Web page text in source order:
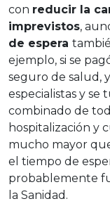
con reducir la
imprevistos,
de espera
ejemplo, si se
seguro de salud,
especialistas y se
combinado de
hospitalización y
mucho mayor
el tiempo de
probablemente
la Sanidad.